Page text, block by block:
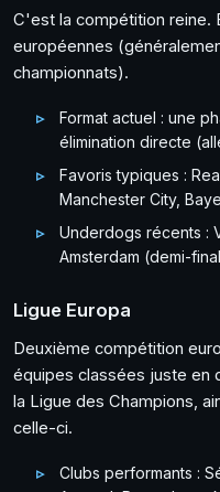
C'est la compétition reine.
européennes
championnats).
Format actuel : une
élimination directe
Favoris typiques :
Manchester City,
Underdogs récents :
Amsterdam (demi-
Ligue Europa
Deuxième compétition
équipes classées juste en
la Ligue des Champions,
celle-ci.
Clubs performants :